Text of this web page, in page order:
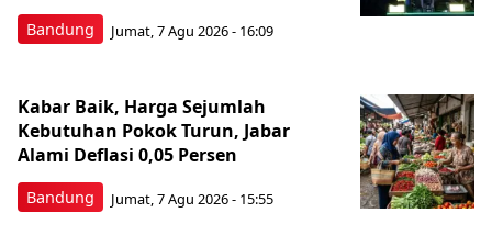
Bandung Jumat, 7 Agu 2026 - 16:09
Bandung
Kabar Baik, Harga Sejumlah
Kebutuhan Pokok Turun, Jabar
Alami Deflasi 0,05 Persen
Jumat, 7 Agu 2026 - 15:55